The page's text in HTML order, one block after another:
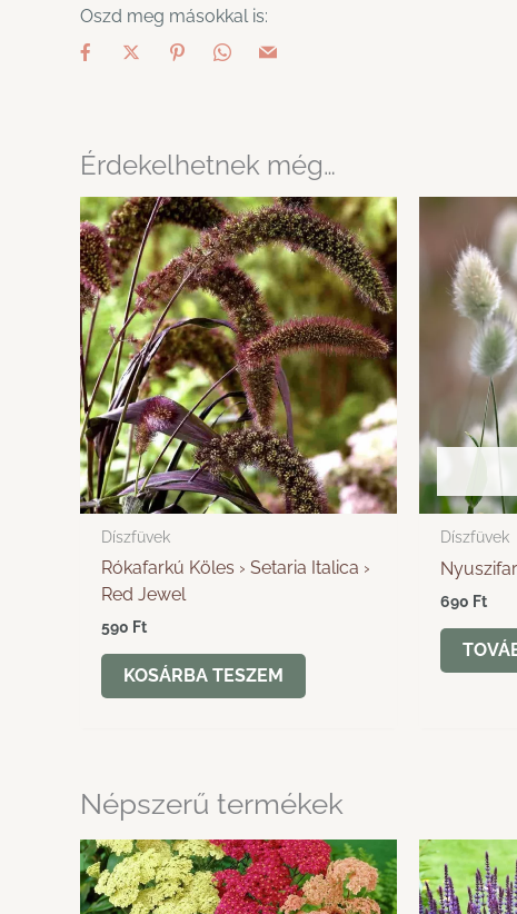
Oszd meg másokkal is:
Érdekelhetnek még…
Díszfüvek
Rókafarkú Köles › Setaria Italica ›
Red Jewel
590 Ft
KOSÁRBA TESZEM
Díszfüvek
690 Ft
Népszerű termékek